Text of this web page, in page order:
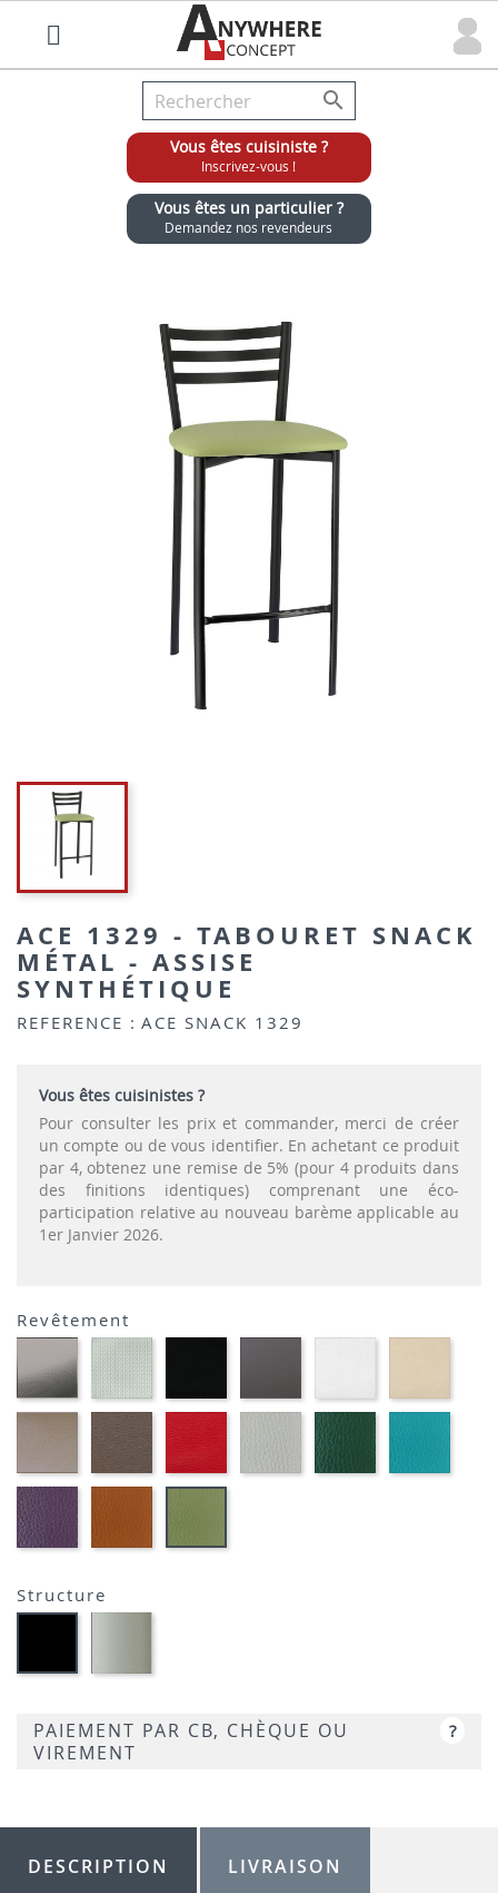

Vous êtes cuisiniste ?
Inscrivez-vous !
Vous êtes un particulier ?
Demandez nos revendeurs
ACE 1329 - TABOURET SNACK
MÉTAL - ASSISE
SYNTHÉTIQUE
REFERENCE : ACE SNACK 1329
Vous êtes cuisinistes ?
Pour consulter les prix et commander, merci de créer
un compte ou de vous identifier. En achetant ce produit
par 4, obtenez une remise de 5% (pour 4 produits dans
des finitions identiques) comprenant une éco-
participation relative au nouveau barème applicable au
1er Janvier 2026.
Revêtement
CARBON
LOOK-
SIMILI
SONOR
ALU-
SIMILI
SIMILI
SIMILI
EKOS
GREGE-
SIMILI
MARRON
MEXICO-
SIMILI
PLANET
ROUGE-
SIMILI
FLUSKO
GRIS
CLAIR-
FLUSKO
VERT
BOUTEILLE-
01-
FLUSKO
AUBERGINE-TERRACOTTA-
VERT
Structure
opaque
PAIEMENT PAR CB, CHÈQUE OU
VIREMENT
?
DESCRIPTION LIVRAISON